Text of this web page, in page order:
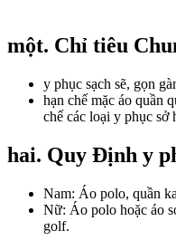
một. Chỉ tiêu
y phục sạch sẽ, gọn
hạn chế mặc áo quần
chế các loại y phục
hai. Quy Định y
Nam: Áo polo, quần
Nữ: Áo polo hoặc áo
golf.